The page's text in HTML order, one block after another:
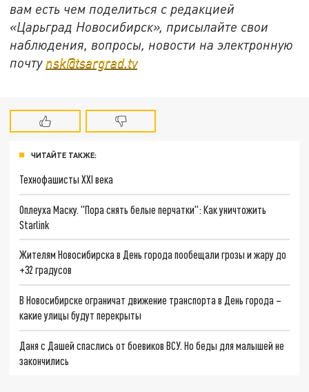
вам есть чем поделиться с редакцией
«Царьград Новосибирск», присылайте свои
наблюдения, вопросы, новости на электронную
почту nsk@tsargrad.tv
ЧИТАЙТЕ ТАКЖЕ:
Технофашисты XXI века
Оплеуха Маску. "Пора снять белые перчатки": Как уничтожить
Starlink
Жителям Новосибирска в День города пообещали грозы и жару до
+32 градусов
В Новосибирске ограничат движение транспорта в День города –
какие улицы будут перекрыты
Даня с Дашей спаслись от боевиков ВСУ. Но беды для малышей не
закончились